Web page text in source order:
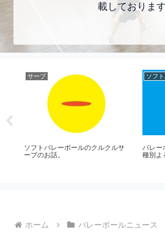
載しております
サーブ
ソフトバレーボールのクルクルサ
ーブのお話。
ソフ
バレー
種別よ
ホーム バレーボールニュース